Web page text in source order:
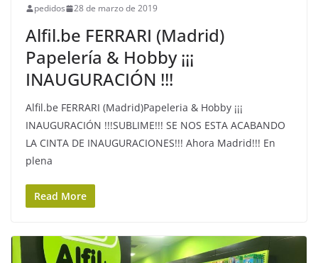
pedidos 28 de marzo de 2019
Alfil.be FERRARI (Madrid)
Papelería & Hobby ¡¡¡
INAUGURACIÓN !!!
Alfil.be FERRARI (Madrid)Papeleria & Hobby ¡¡¡
INAUGURACIÓN !!!SUBLIME!!! SE NOS ESTA ACABANDO
LA CINTA DE INAUGURACIONES!!! Ahora Madrid!!! En
plena
Read More